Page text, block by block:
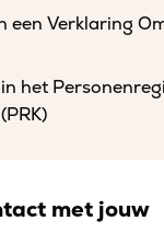
een Verklaring
het
met jouw